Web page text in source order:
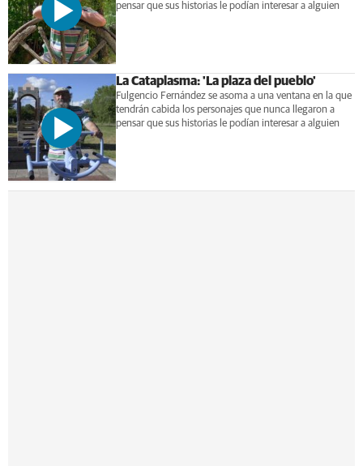
pensar que sus historias le podían interesar a alguien
La Cataplasma: 'La plaza del pueblo'
Fulgencio Fernández se asoma a una ventana en la que
tendrán cabida los personajes que nunca llegaron a
pensar que sus historias le podían interesar a alguien